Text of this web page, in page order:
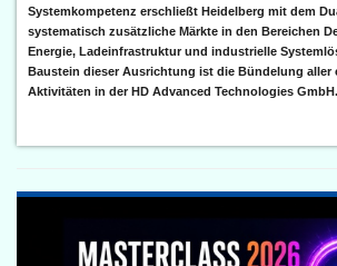
Systemkompetenz erschließt Heidelberg mit dem
systematisch zusätzliche Märkte in den Bereichen
Energie, Ladeinfrastruktur und industrielle
Baustein dieser Ausrichtung ist die Bündelung aller
Aktivitäten in der HD Advanced Technologies